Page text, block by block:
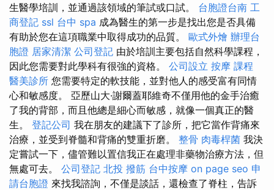
生醫學培訓，並通過該領域的筆試或口試。 台胞證台南 工
商登記 ssl 台中 spa 成為醫生的第一步是找出您是否具備
有助於您在這項職業中取得成功的品質。 歐式外燴 辦理台
胞證 居家清潔 公司登記 由於培訓主要包括自然科學課程，
因此您需要對此學科有很強的資格。 公司設立 按摩 課程
醫美診所 您需要特定的軟技能，並對他人的感受富有同情
心和敏感度。 亞歷山大·謝爾蓋耶維奇不僅用他的金手治癒
了我的背部，而且他總是細心而敏感，就像一個真正的醫
生。 登記公司 我在朋友的建議下了診所，把它當作背痛來
治療，並受到脊髓和背痛的雙重折磨。 整骨 肉毒桿菌 我決
定嘗試一下，儘管難以置信我正在處理非藥物治療方法，但
無處可去。 公司登記 北投 撥筋 台中按摩 on page seo 申
請台胞證 來找我諮詢，不僅是談話，還檢查了脊柱，告訴